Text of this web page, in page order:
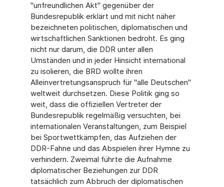
"unfreundlichen Akt" gegenüber der
Bundesrepublik erklärt und mit nicht näher
bezeichneten politischen, diplomatischen und
wirtschaftlichen Sanktionen bedroht. Es ging
nicht nur darum, die DDR unter allen
Umständen und in jeder Hinsicht international
zu isolieren, die BRD wollte ihren
Alleinvertretungsanspruch für "alle Deutschen"
weltweit durchsetzen. Diese Politik ging so
weit, dass die offiziellen Vertreter der
Bundesrepublik regelmäßig versuchten, bei
internationalen Veranstaltungen, zum Beispiel
bei Sportwettkämpfen, das Aufziehen der
DDR-Fahne und das Abspielen ihrer Hymne zu
verhindern. Zweimal führte die Aufnahme
diplomatischer Beziehungen zur DDR
tatsächlich zum Abbruch der diplomatischen